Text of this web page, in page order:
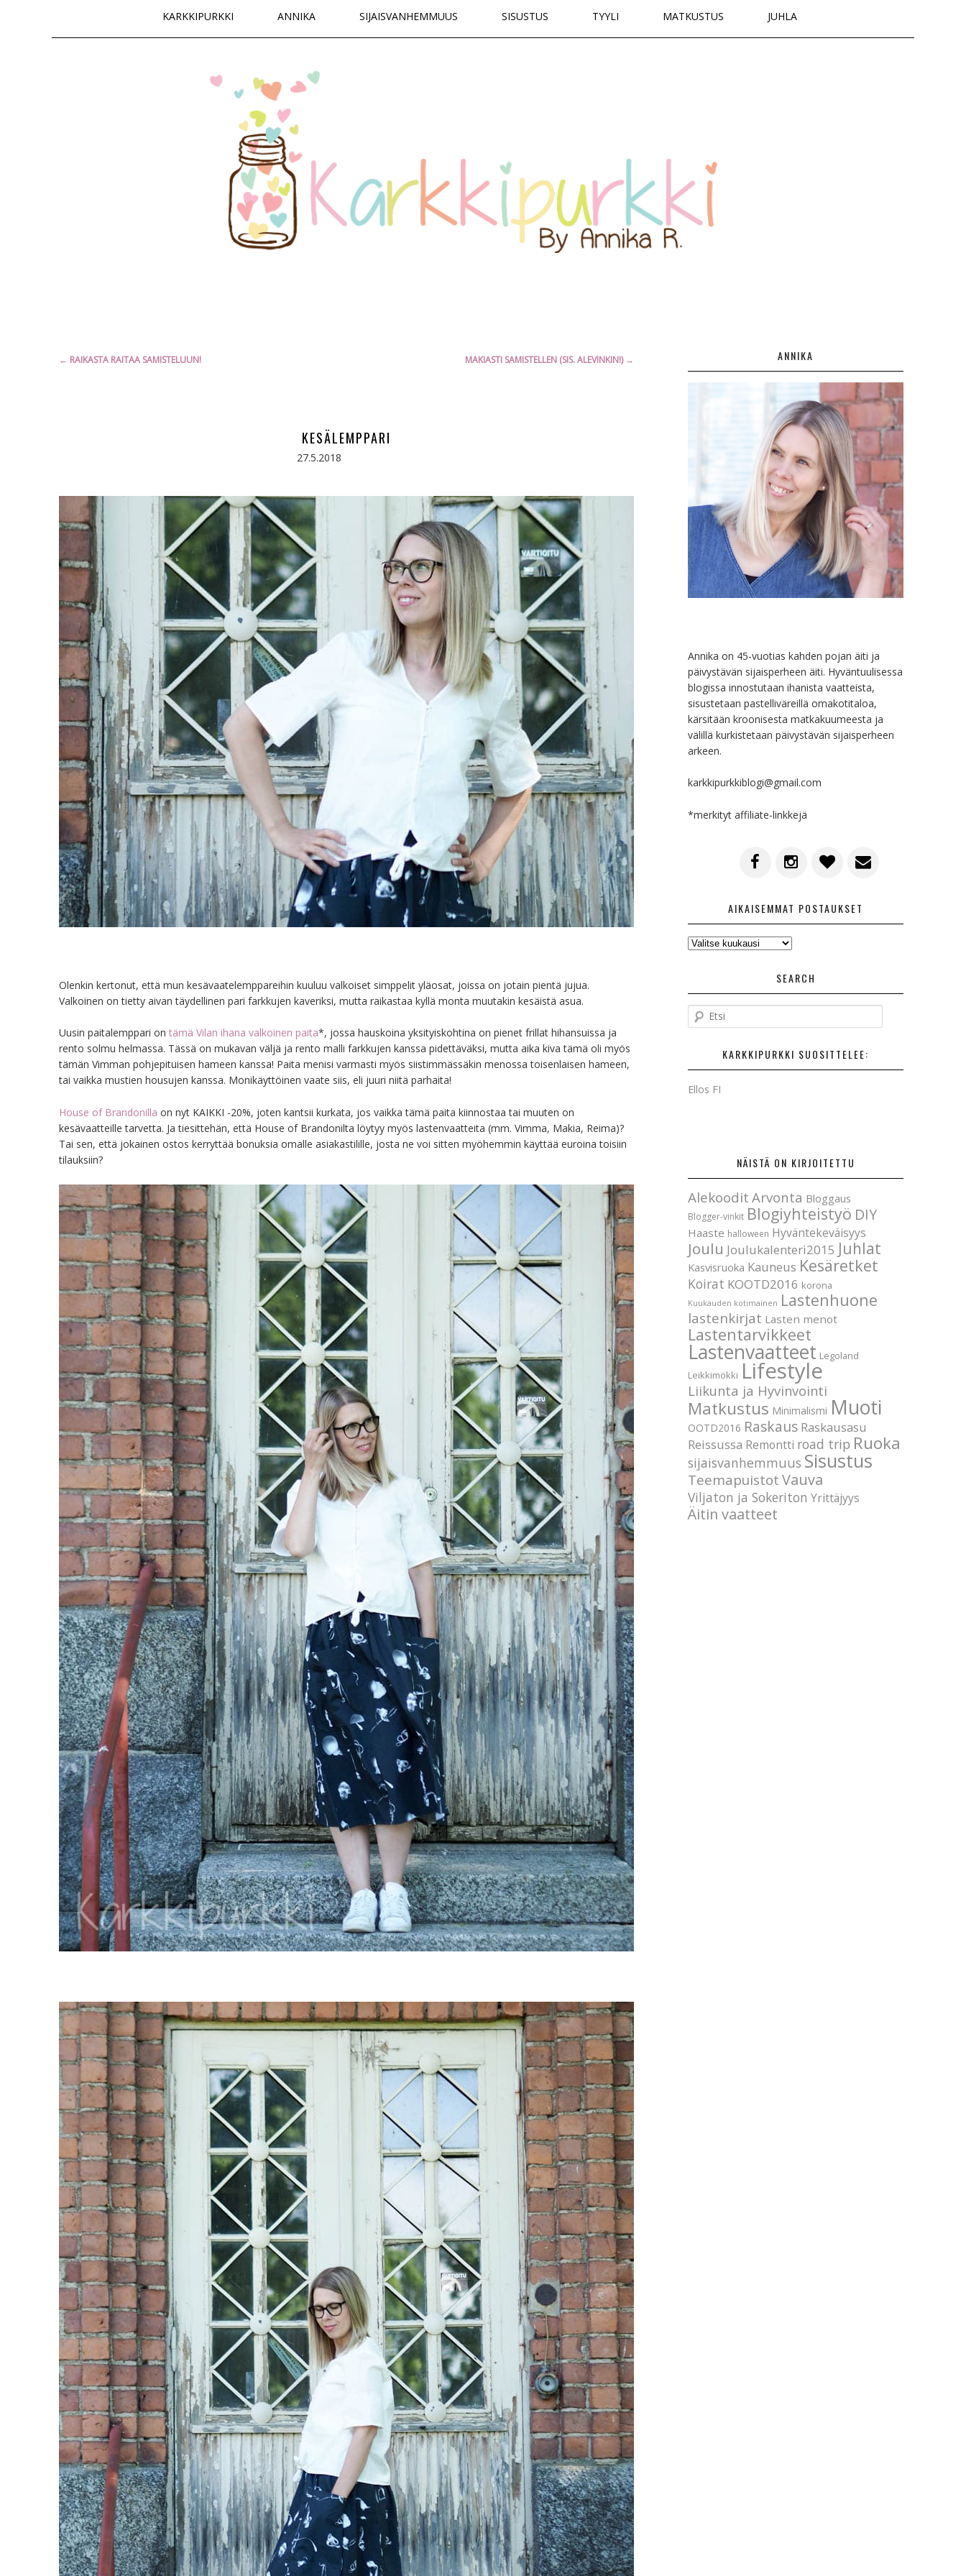
KARKKIPURKKI ANNIKA SIJAISVANHEMMUUS SISUSTUS TYYLI MATKUSTUS JUHLA
Artikkelien
← RAIKASTA RAITAA SAMISTELUUN! MAKIASTI SAMISTELLEN (SIS. ALEVINKIN!) →
KESÄLEMPPARI
27.5.2018
Olenkin kertonut, että mun kesävaatelemppareihin kuuluu valkoiset simppelit yläosat, joissa on jotain pientä jujua.
Valkoinen on tietty aivan täydellinen pari farkkujen kaveriksi, mutta raikastaa kyllä monta muutakin kesäistä asua.
Uusin paitalemppari on tämä Vilan ihana valkoinen paita*, jossa hauskoina yksityiskohtina on pienet frillat hihansuissa ja
rento solmu helmassa. Tässä on mukavan väljä ja rento malli farkkujen kanssa pidettäväksi, mutta aika kiva tämä oli myös
tämän Vimman pohjepituisen hameen kanssa! Paita menisi varmasti myös siistimmässäkin menossa toisenlaisen hameen,
tai vaikka mustien housujen kanssa. Monikäyttöinen vaate siis, eli juuri niitä parhaita!
House of Brandonilla on nyt KAIKKI -20%, joten kantsii kurkata, jos vaikka tämä paita kiinnostaa tai muuten on
kesävaatteille tarvetta. Ja tiesittehän, että House of Brandonilta löytyy myös lastenvaatteita (mm. Vimma, Makia, Reima)?
Tai sen, että jokainen ostos kerryttää bonuksia omalle asiakastilille, josta ne voi sitten myöhemmin käyttää euroina toisiin
tilauksiin?
ANNIKA
Annika on 45-vuotias kahden pojan äiti ja
päivystävän sijaisperheen äiti. Hyväntuulisessa
blogissa innostutaan ihanista vaatteista,
sisustetaan pastelliväreillä omakotitaloa,
kärsitään kroonisesta matkakuumeesta ja
välillä kurkistetaan päivystävän sijaisperheen
arkeen.
karkkipurkkiblogi@gmail.com
*merkityt affiliate-linkkejä
AIKAISEMMAT POSTAUKSET
AIKAISEMMAT
SEARCH
t
KARKKIPURKKI SUOSITTELEE:
Ellos FI
NÄISTÄ ON KIRJOITETTU
Alekoodit Arvonta Bloggaus
Blogger-vinkit Blogiyhteistyö DIY
Haaste halloween Hyväntekeväisyys
Joulu Joulukalenteri2015 Juhlat
Kasvisruoka Kauneus Kesäretket
Koirat KOOTD2016 korona
Kuukauden kotimainen Lastenhuone
lastenkirjat Lasten menot
Lastentarvikkeet
Lastenvaatteet Legoland
Leikkimökki Lifestyle
Liikunta ja Hyvinvointi
Matkustus Minimalismi Muoti
OOTD2016 Raskaus Raskausasu
Reissussa Remontti road trip Ruoka
sijaisvanhemmuus Sisustus
Teemapuistot Vauva
Viljaton ja Sokeriton Yrittäjyys
Äitin vaatteet